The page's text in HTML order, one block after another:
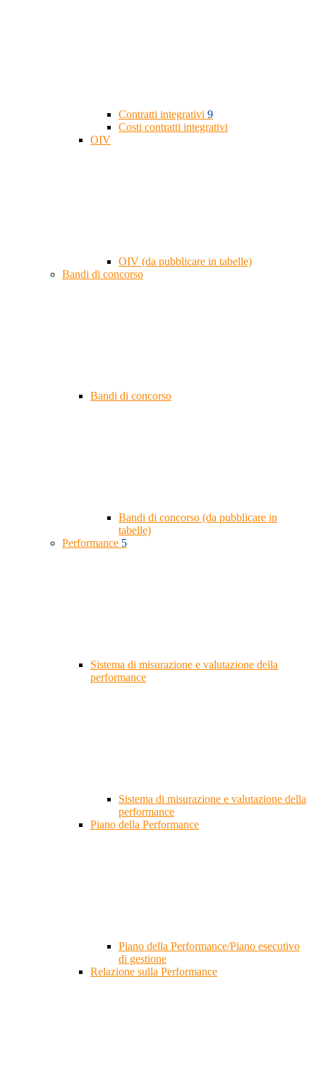
Contratti integrativi 9
Costi contratti integrativi
OIV
OIV (da pubblicare in tabelle)
Bandi di concorso
Bandi di concorso
Bandi di concorso (da pubblicare in
tabelle)
Performance 5
Sistema di misurazione e valutazione della
performance
Sistema di misurazione e valutazione della
performance
Piano della Performance
Piano della Performance/Piano esecutivo
di gestione
Relazione sulla Performance